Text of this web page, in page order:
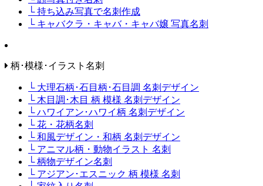
└ 持ち込み写真で名刺作成
└ キャバクラ・キャバ・キャバ嬢 写真名刺
柄･模様･イラスト名刺
└ 大理石柄･石目柄･石目調 名刺デザイン
└ 木目調･木目 柄 模様 名刺デザイン
└ ハワイアン･ハワイ柄 名刺デザイン
└ 花・花柄名刺
└ 和風デザイン・和柄 名刺デザイン
└ アニマル柄・動物イラスト 名刺
└ 柄物デザイン名刺
└ アジアン･エスニック 柄 模様 名刺